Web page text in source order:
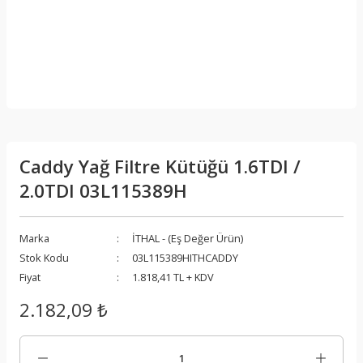
Caddy Yağ Filtre Kütüğü 1.6TDI /
2.0TDI 03L115389H
Marka
İTHAL - (Eş Değer Ürün)
Stok Kodu
03L115389HITHCADDY
Fiyat
1.818,41 TL + KDV
2.182,09 ₺